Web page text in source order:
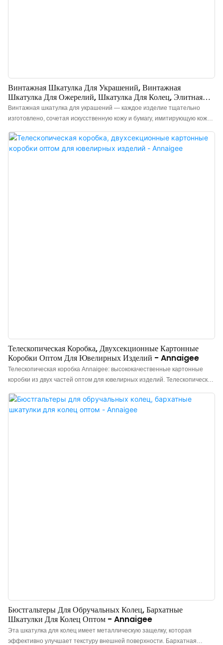
Винтажная Шкатулка Для Украшений, Винтажная
Шкатулка Для Ожерелий, Шкатулка Для Колец, Элитная
Шкатулка
Винтажная шкатулка для украшений — каждое изделие тщательно
изготовлено, сочетая искусственную кожу и бумагу, имитирующую кожу.
восьмиугольном дизайне, украшены металлическими узорами, а на
внутренних поверхностях прикреплены поролоновые подушечки.
Телескопическая Коробка, Двухсекционные Картонные
Коробки Оптом Для Ювелирных Изделий - Annaigee
Телескопическая коробка Annaigee: высококачественные картонные
коробки из двух частей оптом для ювелирных изделий. Телескопическая
визуальный эффект благодаря способу открывания, что делает их
идеально подходящими для подарков. Коробка из двух частей
Бюстгальтеры Для Обручальных Колец, Бархатные
Шкатулки Для Колец Оптом - Annaigee
Эта шкатулка для колец имеет металлическую защелку, которая
эффективно улучшает текстуру внешней поверхности. Бархатная